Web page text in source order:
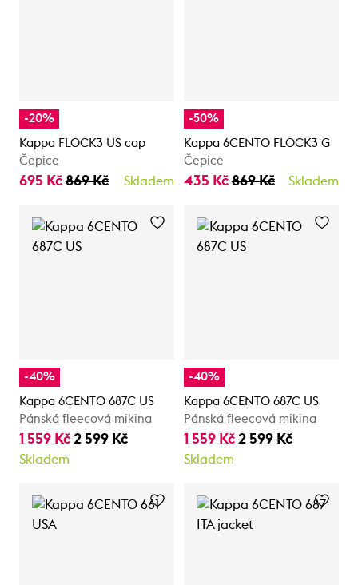
-20%
Kappa FLOCK3 US cap
Čepice
695 Kč 869 Kč Skladem
-50%
Kappa 6CENTO FLOCK3 G
Čepice
435 Kč 869 Kč Skladem
-40%
Kappa 6CENTO 687C US
Pánská fleecová mikina
1 559 Kč 2 599 Kč
Skladem
-40%
Kappa 6CENTO 687C US
Pánská fleecová mikina
1 559 Kč 2 599 Kč
Skladem